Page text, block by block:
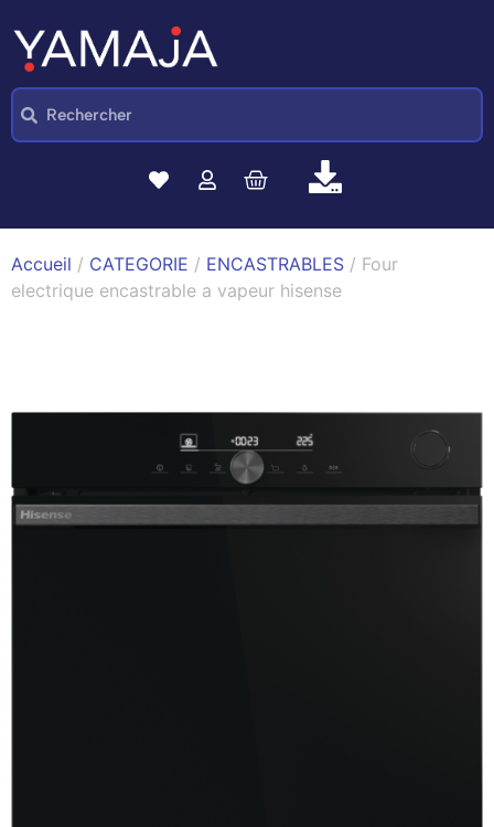
Accueil / CATEGORIE / ENCASTRABLES / Four
electrique encastrable a vapeur hisense